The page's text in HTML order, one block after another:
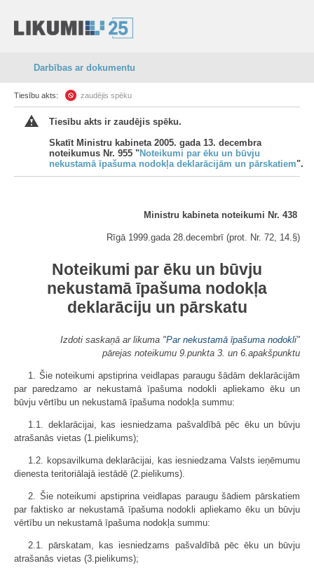
Darbības ar dokumentu
Tiesību akts: zaudējis spēku
Tiesību akts ir zaudējis spēku.
Skatīt Ministru kabineta 2005. gada 13. decembra
noteikumus Nr. 955 "Noteikumi par ēku un būvju
nekustamā īpašuma nodokļa deklarācijām un pārskatiem".
Ministru kabineta noteikumi Nr. 438
Rīgā 1999.gada 28.decembrī (prot. Nr. 72, 14.§)
Noteikumi par ēku un būvju
nekustamā īpašuma nodokļa
deklarāciju un pārskatu
Izdoti saskaņā ar likuma "Par nekustamā īpašuma nodokli"
pārejas noteikumu 9.punkta 3. un 6.apakšpunktu
1. Šie noteikumi apstiprina veidlapas paraugu šādām deklarācijām
par paredzamo ar nekustamā īpašuma nodokli apliekamo ēku un
būvju vērtību un nekustamā īpašuma nodokļa summu:
1.1. deklarācijai, kas iesniedzama pašvaldībā pēc ēku un būvju
atrašanās vietas (1.pielikums);
1.2. kopsavilkuma deklarācijai, kas iesniedzama Valsts ieņēmumu
dienesta teritoriālajā iestādē (2.pielikums).
2. Šie noteikumi apstiprina veidlapas paraugu šādiem pārskatiem
par faktisko ar nekustamā īpašuma nodokli apliekamo ēku un būvju
vērtību un nekustamā īpašuma nodokļa summu:
2.1. pārskatam, kas iesniedzams pašvaldībā pēc ēku un būvju
atrašanās vietas (3.pielikums);